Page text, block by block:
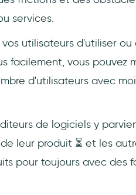
services.
utilisateurs d'utiliser
facilement, vous pouvez
d'utilisateurs avec
de logiciels y
leur produit ⏳ et les
pour toujours avec des